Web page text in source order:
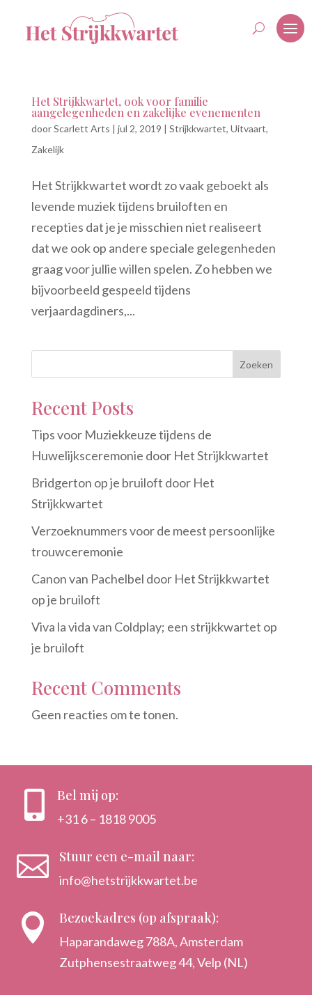
Het Strijkkwartet, ook voor familie
aangelegenheden en zakelijke evenementen
doorScarlett Arts | jul 2, 2019 | Strijkkwartet, Uitvaart,
Zakelijk
Het Strijkkwartet wordt zo vaak geboekt als
levende muziek tijdens bruiloften en
recepties dat je je misschien niet realiseert
dat we ook op andere speciale gelegenheden
graag voor jullie willen spelen. Zo hebben we
bijvoorbeeld gespeeld tijdens
verjaardagdiners,...
Zoeken
Recent Posts
Tips voor Muziekkeuze tijdens de
Huwelijksceremonie door Het Strijkkwartet
Bridgerton op je bruiloft door Het
Strijkkwartet
Verzoeknummers voor de meest persoonlijke
trouwceremonie
Canon van Pachelbel door Het Strijkkwartet
op je bruiloft
Viva la vida van Coldplay; een strijkkwartet op
je bruiloft
Recent Comments
Geen reacties om te tonen.
 Bel mij op:
+31 6 – 1818 9005
 Stuur een e-mail naar:
info@hetstrijkkwartet.be
 Bezoekadres (op afspraak):
Haparandaweg 788A, Amsterdam
Zutphensestraatweg 44, Velp (NL)